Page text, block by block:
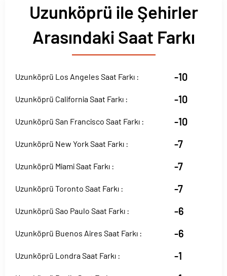
Uzunköprü ile Şehirler
Arasındaki Saat Farkı
Uzunköprü Los Angeles Saat Farkı : -10
Uzunköprü California Saat Farkı : -10
Uzunköprü San Francisco Saat Farkı : -10
Uzunköprü New York Saat Farkı : -7
Uzunköprü Miami Saat Farkı : -7
Uzunköprü Toronto Saat Farkı : -7
Uzunköprü Sao Paulo Saat Farkı : -6
Uzunköprü Buenos Aires Saat Farkı : -6
Uzunköprü Londra Saat Farkı : -1